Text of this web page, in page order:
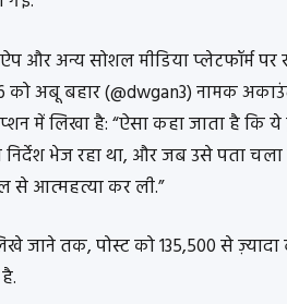
और अन्य सोशल मीडिया प्लेटफॉर्म
को अबू बहार (@dwgan3) नामक
में लिखा है: “ऐसा कहा जाता है कि
निर्देश भेज रहा था, और जब उसे पता
से आत्महत्या कर ली.”
जाने तक, पोस्ट को 135,500 से ज़्यादा